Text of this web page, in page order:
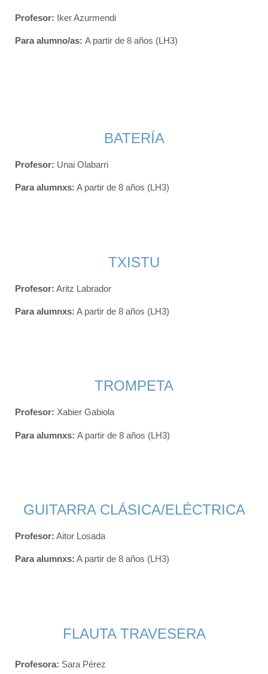
Profesor: Iker Azurmendi
Para alumno/as: A partir de 8 años (LH3)
BATERÍA
Profesor: Unai Olabarri
Para alumnxs: A partir de 8 años (LH3)
TXISTU
Profesor: Aritz Labrador
Para alumnxs: A partir de 8 años (LH3)
TROMPETA
Profesor: Xabier Gabiola
Para alumnxs: A partir de 8 años (LH3)
GUITARRA CLÁSICA/ELÉCTRICA
Profesor: Aitor Losada
Para alumnxs: A partir de 8 años (LH3)
FLAUTA TRAVESERA
Profesora: Sara Pérez